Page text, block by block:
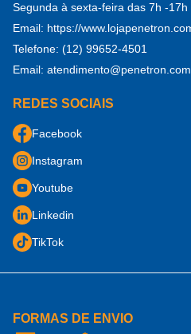
Fale Conosco
Seja revendedor
Termos de Uso
Formas de Pagamento
Segurança
Aditivo para Concreto
Tratamento de Juntas de Concreto
Acessórios
Segunda à sexta-feira das 7h -17h
Email: https://
Telefone: (12) 99652-4501
Email:
REDES SOCIAIS
Facebook
Instagram
Youtube
Linkedin
TikTok
FORMAS DE ENVIO